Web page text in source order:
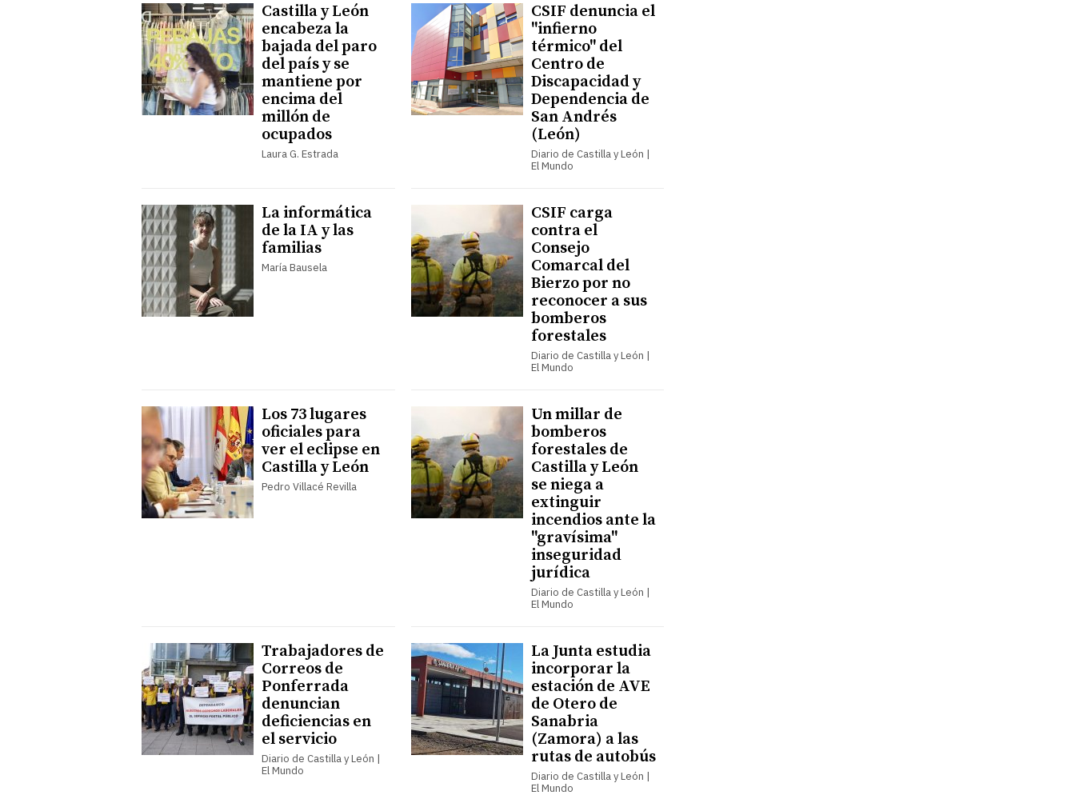
Castilla y León
encabeza la
bajada del paro
del país y se
mantiene por
encima del
millón de
ocupados
Laura G. Estrada
CSIF denuncia el
"infierno
térmico" del
Centro de
Discapacidad y
Dependencia de
San Andrés
(León)
Diario de Castilla y León |
El Mundo
La informática
de la IA y las
familias
María Bausela
CSIF carga
contra el
Consejo
Comarcal del
Bierzo por no
reconocer a sus
bomberos
forestales
Diario de Castilla y León |
El Mundo
Los 73 lugares
oficiales para
ver el eclipse en
Castilla y León
Pedro Villacé Revilla
Un millar de
bomberos
forestales de
Castilla y León
se niega a
extinguir
incendios ante la
"gravísima"
inseguridad
jurídica
Diario de Castilla y León |
El Mundo
Trabajadores de
Correos de
Ponferrada
denuncian
deficiencias en
el servicio
Diario de Castilla y León |
El Mundo
La Junta estudia
incorporar la
estación de AVE
de Otero de
Sanabria
(Zamora) a las
rutas de autobús
Diario de Castilla y León |
El Mundo